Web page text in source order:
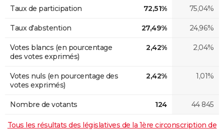
Taux de participation 72,51% 75,04%
Taux d'abstention 27,49% 24,96%
Votes blancs (en pourcentage
des votes exprimés)
2,42% 2,04%
Votes nuls (en pourcentage des
votes exprimés)
2,42% 1,01%
Nombre de votants 124 44 845
Tous les résultats des législatives de la 1ère circonscription de